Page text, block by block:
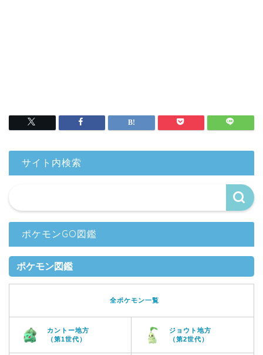
サイト内検索
ポケモンGO図鑑
ポケモン図鑑
全ポケモン一覧
カントー地方
（第1世代）
ジョウト地方
（第2世代）